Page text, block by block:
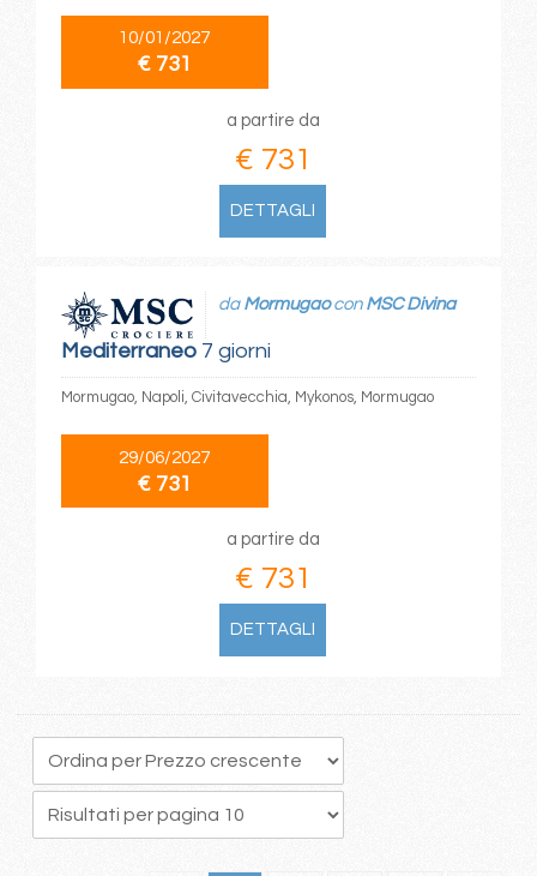
10/01/2027
€ 731
a partire da
€ 731
DETTAGLI
Mediterraneo7 giorni
da Mormugaocon MSC Divina
Mormugao, Napoli, Civitavecchia, Mykonos, Mormugao
29/06/2027
€ 731
a partire da
€ 731
DETTAGLI